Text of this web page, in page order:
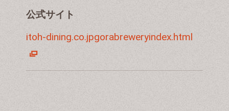
公式サイト
itoh-dining.co.jpgorabreweryindex.html